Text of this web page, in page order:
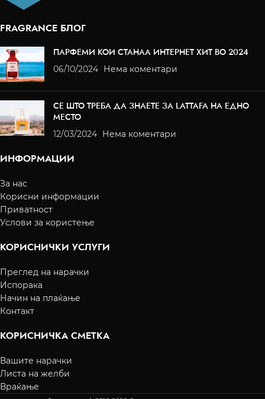
FRAGRANCE БЛОГ
ПАРФЕМИ КОИ СТАНАА ИНТЕРНЕТ ХИТ ВО 2024
06/10/2024 Нема коментари
СЕ ШТО ТРЕБА ДА ЗНАЕТЕ ЗА LATTAFA НА ЕДНО
МЕСТО
12/03/2024 Нема коментари
ИНФОРМАЦИИ
За нас
Корисни информации
Приватност
Услови за користење
КОРИСНИЧКИ УСЛУГИ
Преглед на нарачки
Испорака
Начин на плаќање
Контакт
КОРИСНИЧКА СМЕТКА
Вашите нарачки
Листа на желби
Враќање